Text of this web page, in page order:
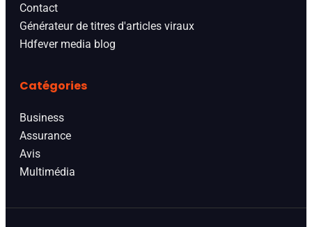
Contact
Générateur de titres d'articles viraux
Hdfever media blog
Catégories
Business
Assurance
Avis
Multimédia